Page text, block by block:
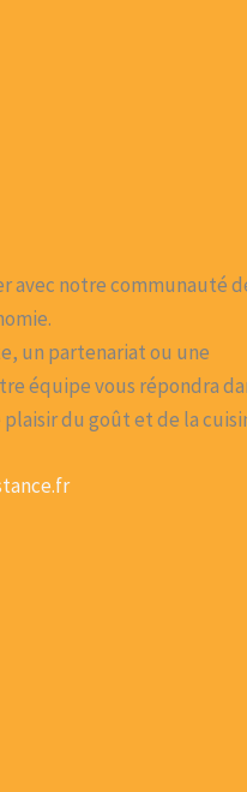
avec notre communauté
un partenariat ou une
équipe vous répondra
du goût et de la